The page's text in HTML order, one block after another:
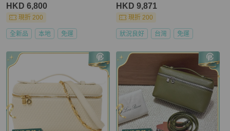
HKD 6,800
現折 200
全新品 本地 免運
HKD 9,871
現折 200
狀況良好 台灣 免運